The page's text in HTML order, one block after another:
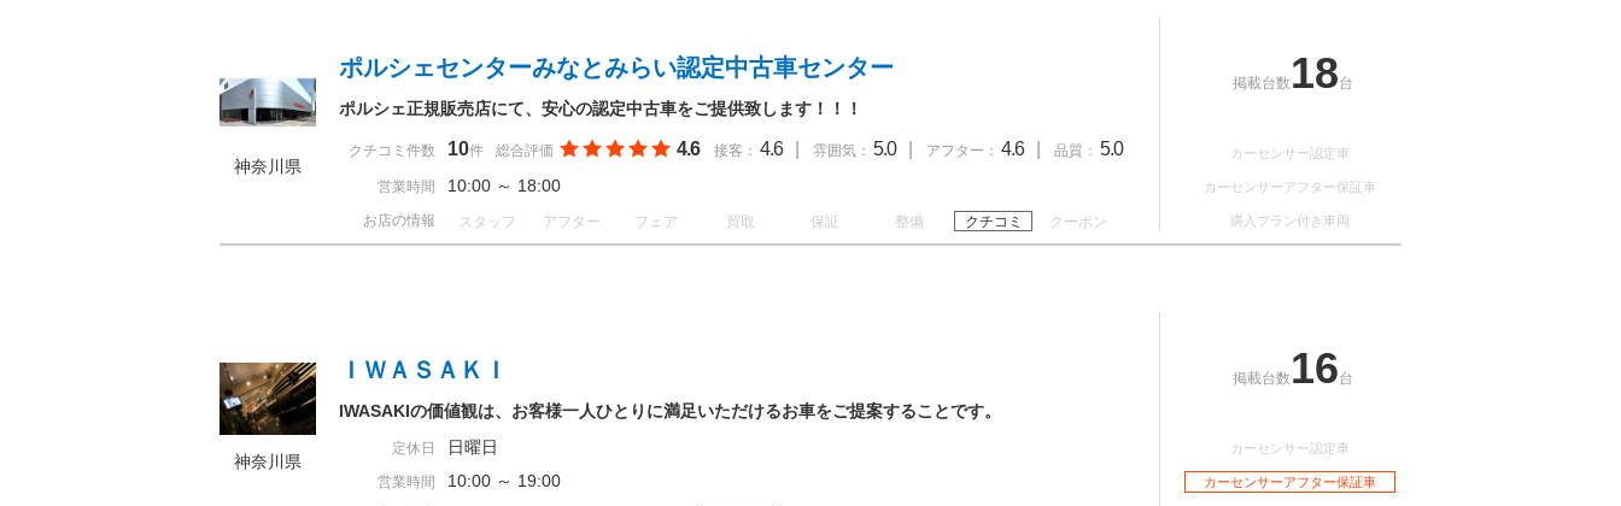
神奈川県
ポルシェセンターみなとみらい認定中古車センター
ポルシェ正規販売店にて、安心の認定中古車をご提供致します！！！
クチコミ件数 10件 総合評価 4.6 接客： 4.6 雰囲気： 5.0 アフター： 4.6 品質： 5.0
営業時間 10:00 ～ 18:00
お店の情報 スタッフ アフター フェア 買取 保証 整備 クチコミ クーポン
掲載台数 18台
カーセンサー認定車
カーセンサーアフター保証車
購入プラン付き車両
神奈川県
ＩＷＡＳＡＫＩ
IWASAKIの価値観は、お客様一人ひとりに満足いただけるお車をご提案することです。
定休日 日曜日
営業時間 10:00 ～ 19:00
掲載台数 16台
カーセンサー認定車
カーセンサーアフター保証車